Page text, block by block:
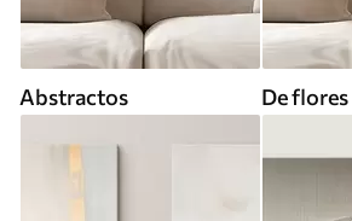
Abstractos De flores